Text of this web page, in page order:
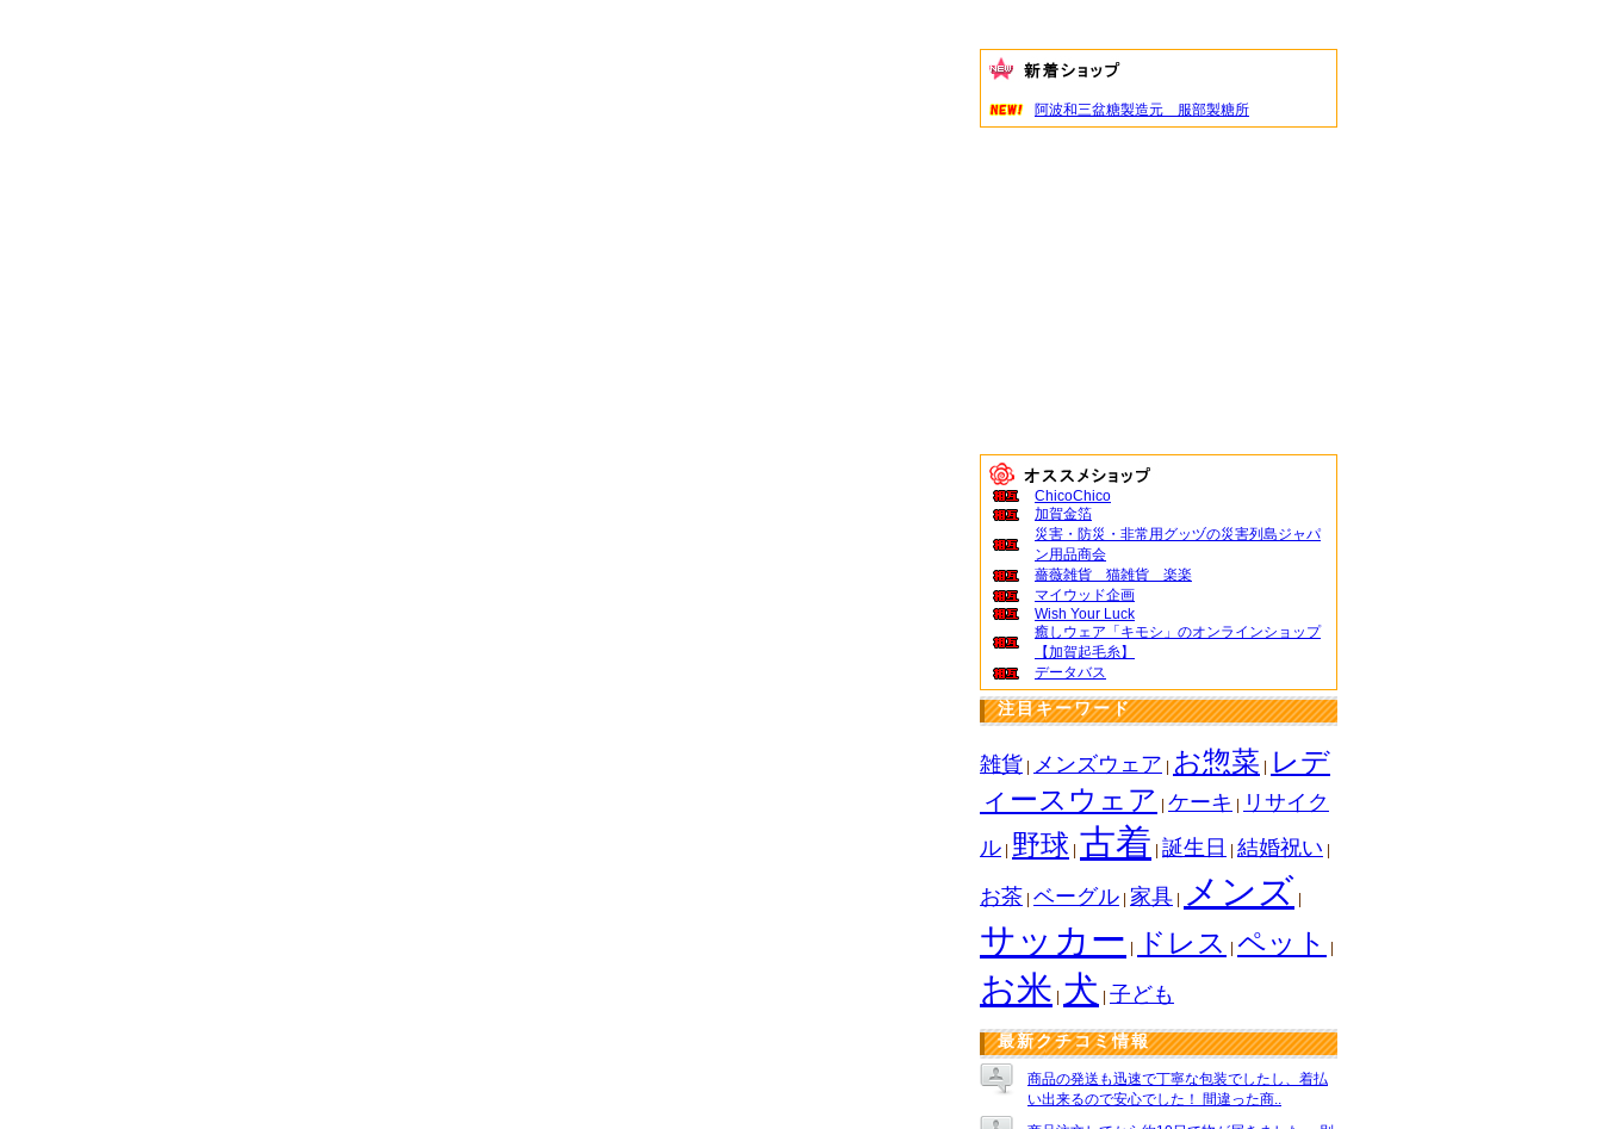
阿波和三盆糖製造元 服部製糖所
ChicoChico
加賀金箔
災害・防災・非常用グッヅの災害列島ジャパ
ン用品商会
薔薇雑貨 猫雑貨 楽楽
マイウッド企画
Wish Your Luck
癒しウェア「キモシ」のオンラインショップ
【加賀起毛糸】
データバス
注目キーワード
雑貨 メンズウェア お惣菜 レデ
ィースウェア ケーキ
リサイク
ル 野球 古着 誕生日 結婚祝い
お茶 ベーグル 家具 メンズ
サッカー ドレス ペット
お米 犬 子ども
最新クチコミ情報
商品の発送も迅速で丁寧な包装でしたし、着払
い出来るので安心でした！ 間違った商..